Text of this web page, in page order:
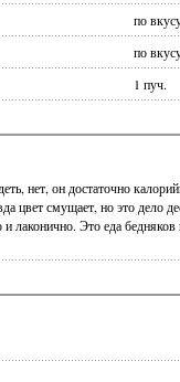
по
по
1 пуч.
нет, он достаточно
цвет смущает, но это дело
Это еда бедняков